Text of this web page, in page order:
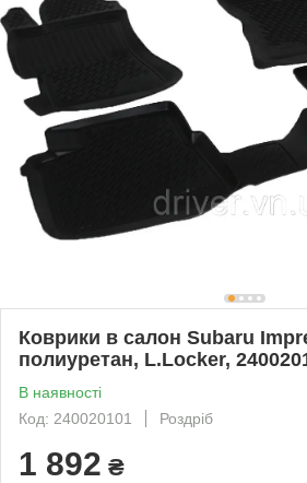
Коврики в салон Subaru
полиуретан, L.Locker,
В наявності
Код: 240020101
Роздріб
1 892 ₴